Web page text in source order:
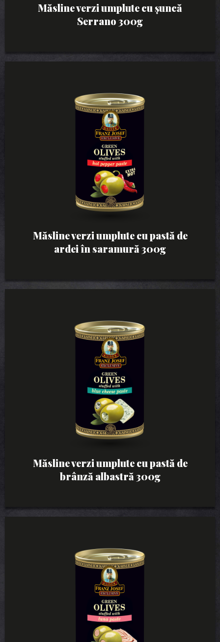
Măsline verzi umplute cu șuncă
Serrano 300g
Măsline verzi umplute cu pastă de
ardei în saramură 300g
Măsline verzi umplute cu pastă de
brânză albastră 300g